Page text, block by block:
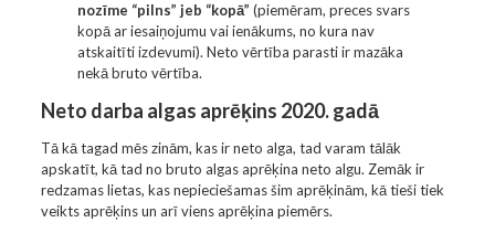
nozīme “pilns” jeb “kopā” (piemēram, preces svars
kopā ar iesaiņojumu vai ienākums, no kura nav
atskaitīti izdevumi). Neto vērtība parasti ir mazāka
nekā bruto vērtība.
Neto darba algas aprēķins 2020. gadā
Tā kā tagad mēs zinām, kas ir neto alga, tad varam tālāk
apskatīt, kā tad no bruto algas aprēķina neto algu. Zemāk ir
redzamas lietas, kas nepieciešamas šim aprēķinām, kā tieši tiek
veikts aprēķins un arī viens aprēķina piemērs.